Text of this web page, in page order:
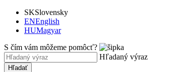
SKSlovensky
ENEnglish
HUMagyar
S čím vám môžeme pomôcť?
Hľadaný výraz
Hľadať